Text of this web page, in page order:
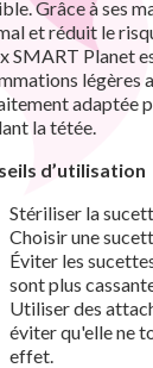
Grâce à ses
et réduit le
SMART Planet
légères
adaptée
la tétée.
d’utilisation
Stériliser la
Choisir une
Éviter les
sont plus
Utiliser des
éviter qu'elle ne
effet.